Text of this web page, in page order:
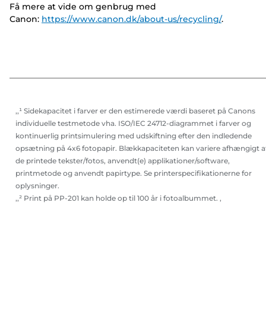
Få mere at vide om genbrug med
Canon: https://www.canon.dk/about-us/recycling/.
,,¹ Sidekapacitet i farver er den estimerede værdi baseret på Canons
individuelle testmetode vha. ISO/IEC 24712-diagrammet i farver og
kontinuerlig printsimulering med udskiftning efter den indledende
opsætning på 4x6 fotopapir. Blækkapaciteten kan variere afhængigt
de printede tekster/fotos, anvendt(e) applikationer/software,
printmetode og anvendt papirtype. Se printerspecifikationerne for
oplysninger.
,,² Print på PP-201 kan holde op til 100 år i fotoalbummet. ,